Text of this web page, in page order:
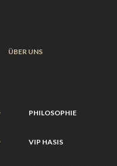
ÜBER UNS
PHILOSOPHIE
VIP HASIS